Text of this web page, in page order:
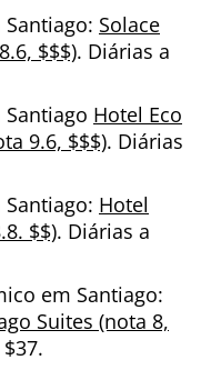
Solace
$$$). Diárias a
Hotel Eco
9.6, $$$). Diárias
Hotel
$$). Diárias a
em Santiago:
Suites (nota 8,